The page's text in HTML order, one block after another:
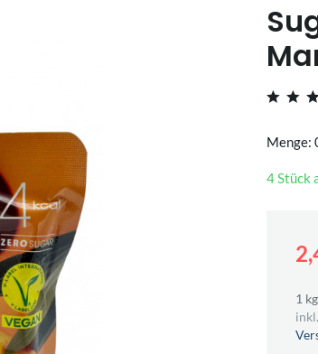
Menge:
4 Stück
1